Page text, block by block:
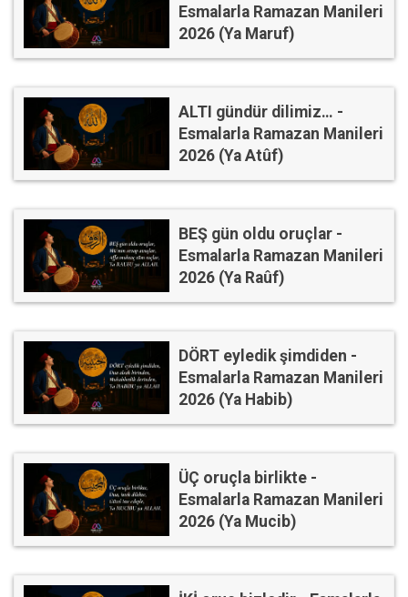
Esmalarla Ramazan Manileri
2026 (Ya Maruf)
ALTI gündür dilimiz… -
Esmalarla Ramazan Manileri
2026 (Ya Atûf)
BEŞ gün oldu oruçlar -
Esmalarla Ramazan Manileri
2026 (Ya Raûf)
DÖRT eyledik şimdiden -
Esmalarla Ramazan Manileri
2026 (Ya Habib)
ÜÇ oruçla birlikte -
Esmalarla Ramazan Manileri
2026 (Ya Mucib)